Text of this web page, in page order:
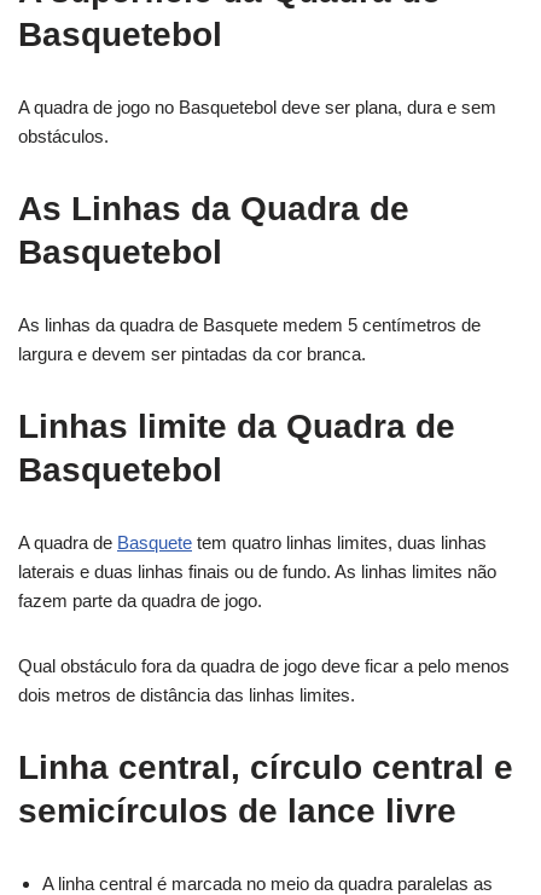
Basquetebol
A quadra de jogo no Basquetebol deve ser plana, dura e sem
obstáculos.
As Linhas da Quadra de
Basquetebol
As linhas da quadra de Basquete medem 5 centímetros de
largura e devem ser pintadas da cor branca.
Linhas limite da Quadra de
Basquetebol
A quadra de Basquete tem quatro linhas limites, duas linhas
laterais e duas linhas finais ou de fundo. As linhas limites não
fazem parte da quadra de jogo.
Qual obstáculo fora da quadra de jogo deve ficar a pelo menos
dois metros de distância das linhas limites.
Linha central, círculo central e
semicírculos de lance livre
A linha central é marcada no meio da quadra paralelas as